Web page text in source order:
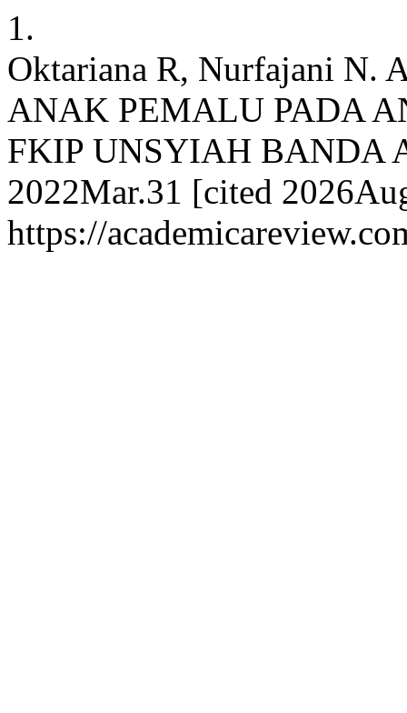
1.
Oktariana R, Nurfajani
ANAK PEMALU PADA
FKIP UNSYIAH BANDA
2022Mar.31 [cited
https://